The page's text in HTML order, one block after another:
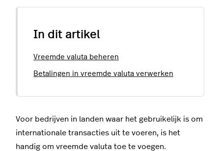
In dit artikel
Vreemde valuta beheren
Betalingen in vreemde valuta verwerken
Voor bedrijven in landen waar het gebruikelijk is om
internationale transacties uit te voeren, is het
handig om vreemde valuta toe te voegen.